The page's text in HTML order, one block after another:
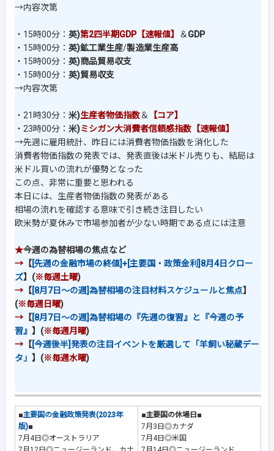
→内容次第
・15時00分： 英)第2四半期GDP【速報値】 ＆GDP
・15時00分： 英)鉱工業生産/製造業生産高
・15時00分： 英)商品貿易収支
・15時00分： 英)貿易収支
→内容次第
・21時30分： 米)生産者物価指数＆
【コア】
・23時00分： 米)ミシガン大消費者信頼感指数【速報値】
→先週に雇用統計、昨日には消費者物価指数を消化した
消費者物価指数の発表では、発表直後は米ドル売りも、結局は
米ドル買いの流れが優勢となった
この点、非常に重要と思われる
本日には、生産者物価指数の発表がある
相場の流れを確認する意味で引き続き注目したい
欧米勢が夏休みで市場参加者が少ない時期である点には注意
★今週の為替相場の焦点など
→ 【[先週の金融市場の終値]+[主要国・政策金利]8月4日クロー
ズ】(※毎週土曜)
→ 【[8月7日～の週]為替相場の注目材料スケジュールと焦点】
(※毎週日曜)
→ 【[8月7日～の週]為替相場の『先週の復習』と『今週の予
習』 】(※毎週月曜)
→ 【[今週後半]発表の注目イベントを厳選して「羊飼い秘蔵デー
タ」 】(※毎週水曜)
■主要国の金融政策発表(2023年
版)■
7月4日◎オーストラリア
■主要国の休場日■
7月3日◎カナダ
7月4日◎米国